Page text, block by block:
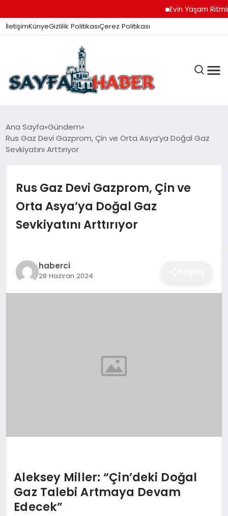
Evin Yaşam Ritmini
İletişimKünyeGizlilik PolitikasıÇerez Politikası
ANA SAYFA
GÜNDEM
İZMIR HABERLERI
EKONOMI
Ana Sayfa Gündem
Rus Gaz Devi Gazprom, Çin ve Orta Asya’ya Doğal Gaz
Sevkiyatını Arttırıyor
Rus Gaz Devi Gazprom, Çin ve
Orta Asya’ya Doğal Gaz
Sevkiyatını Arttırıyor
haberci
28 Haziran 2024
Aleksey Miller: “Çin’deki Doğal
Gaz Talebi Artmaya Devam
Edecek”